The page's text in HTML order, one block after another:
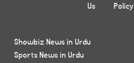
Policy
Us
Showbiz News in Urdu
Sports News in Urdu